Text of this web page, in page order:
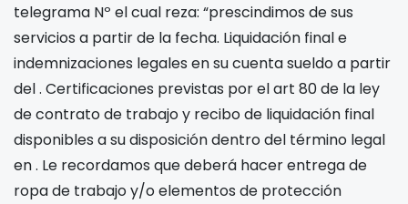
telegrama Nº el cual reza: “prescindimos de sus
servicios a partir de la fecha. Liquidación final e
indemnizaciones legales en su cuenta sueldo a partir
del. Certificaciones previstas por el art 80 de la ley
de contrato de trabajo y recibo de liquidación final
disponibles a su disposición dentro del término legal
en. Le recordamos que deberá hacer entrega de
ropa de trabajo y/o elementos de protección